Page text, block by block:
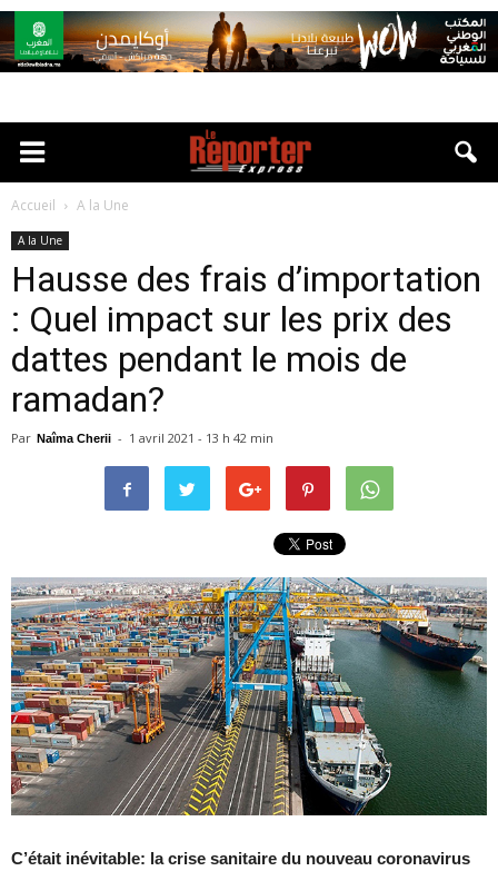
Accueil A la Une
A la Une
Hausse des frais d’importation
: Quel impact sur les prix des
dattes pendant le mois de
ramadan?
Par Naîma Cherii - 1 avril 2021 - 13 h 42 min
C’était inévitable: la crise sanitaire du nouveau coronavirus